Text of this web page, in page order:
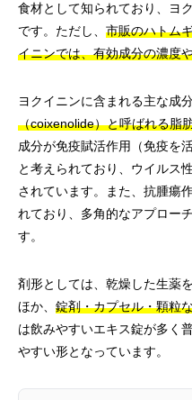
食材として知られており、ヨ
です。ただし、 市販のハトム
イニンでは、有効成分の濃度
ヨクイニンに含まれる主な成
（coixenolide）と呼ばれる脂
成分が免疫賦活作用（免疫を
と考えられており、ウイルス
されています。また、抗腫瘍
れており、多角的なアプロー
す。
剤形としては、乾燥した生薬
ほか、 錠剤・カプセル・顆粒
は飲みやすいエキス錠が多く
やすい形となっています。